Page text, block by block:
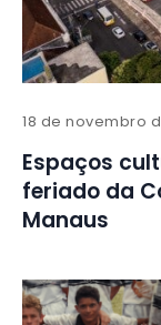
18 de novembro
Espaços
feriado da
Manaus